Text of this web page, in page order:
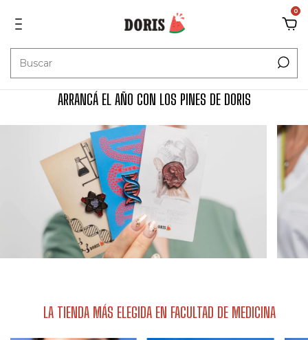
0
ARRANCÁ EL AÑO CON LOS PINES DE DORIS
LA TIENDA MÁS ELEGIDA EN FACULTAD DE MEDICINA